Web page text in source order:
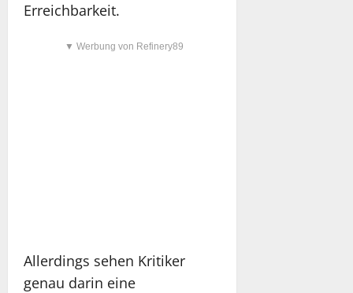
Erreichbarkeit.
▼ Werbung von Refinery89
Allerdings sehen Kritiker
genau darin eine